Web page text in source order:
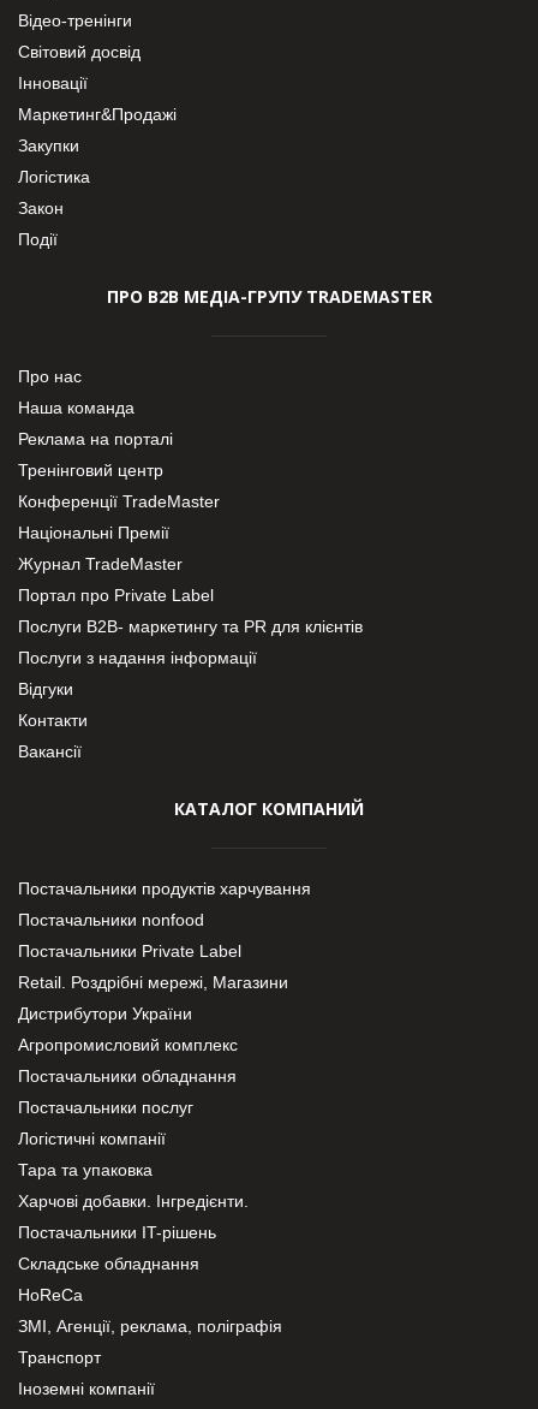
Відео-тренінги
Світовий досвід
Інновації
Маркетинг&Продажі
Закупки
Логістика
Закон
Події
ПРО В2В МЕДІА-ГРУПУ TRADEMASTER
Про нас
Наша команда
Реклама на порталі
Тренінговий центр
Конференції TradeMaster
Національні Премії
Журнал TradeMaster
Портал про Private Label
Послуги В2В- маркетингу та PR для клієнтів
Послуги з надання інформації
Відгуки
Контакти
Вакансії
КАТАЛОГ КОМПАНИЙ
Постачальники продуктів харчування
Постачальники nonfood
Постачальники Private Label
Retail. Роздрібні мережі, Магазини
Дистрибутори України
Агропромисловий комплекс
Постачальники обладнання
Постачальники послуг
Логістичні компанії
Тара та упаковка
Харчові добавки. Інгредієнти.
Постачальники IT-рішень
Складське обладнання
HoReCa
ЗМІ, Агенції, реклама, поліграфія
Транспорт
Іноземні компанії